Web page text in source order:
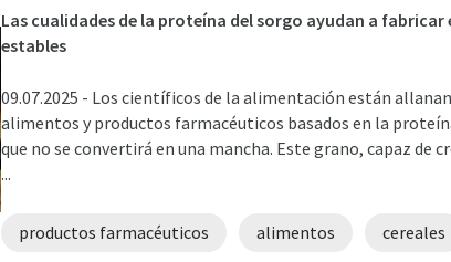
Las cualidades de la proteína del sorgo ayudan a
estables
09.07.2025 - Los científicos de la alimentación están
alimentos y productos farmacéuticos basados en la
que no se convertirá en una mancha. Este grano, capaz de
...
productos farmacéuticos alimentos cereales